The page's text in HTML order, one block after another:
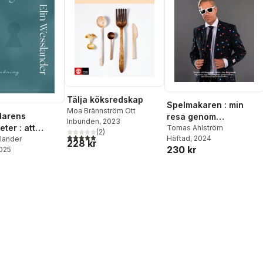
: att
Tälja köksredskap
Moa Brännström Ott
Inbunden, 2023
5,0utav 5 stjärnor. Totalt antal röster:
(2)
228 kr
Spelmakaren : min
resa genom
spelbranschen
Tomas Ahlström
Häftad, 2024
230 kr